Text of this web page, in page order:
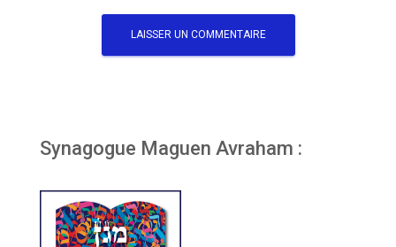
Synagogue Maguen Avraham :